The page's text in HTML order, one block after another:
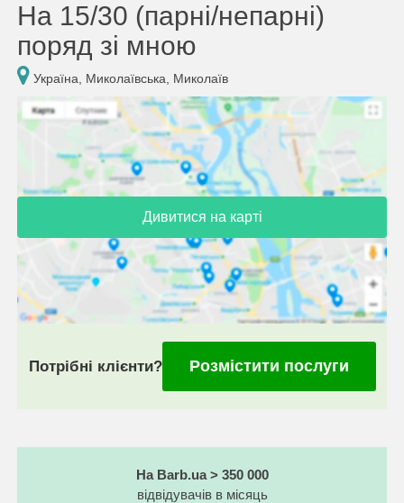
На 15/30 (парні/непарні)
поряд зі мною
Україна, Миколаївська, Миколаїв
Дивитися на карті
Потрібні клієнти? Розмістити послуги
На Barb.ua > 350 000
відвідувачів в місяць